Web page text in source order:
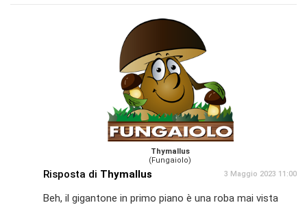
Thymallus
(Fungaiolo)
Risposta di Thymallus 3 Maggio 2023 11:00
Beh, il gigantone in primo piano è una roba mai vista